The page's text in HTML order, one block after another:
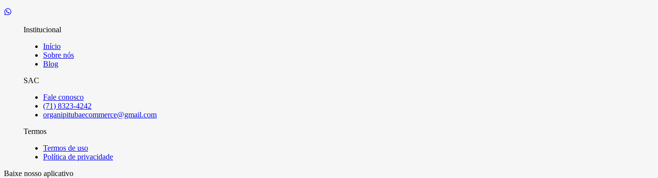
Institucional
Início
Sobre nós
Blog
SAC
Fale conosco
(71) 8323-4242
organipitubaecommerce@gmail.com
Termos
Termos de uso
Política de privacidade
Baixe nosso aplicativo